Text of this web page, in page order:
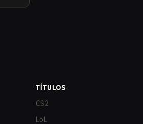
TÍTULOS
CS2
LoL